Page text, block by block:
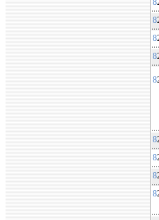
8
8
8
8
8
8
8
8
8